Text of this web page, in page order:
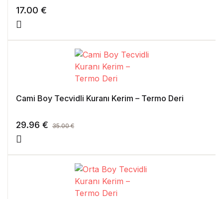
17.00 €
Cami Boy Tecvidli Kuranı Kerim – Termo Deri
29.96 € 35.00€